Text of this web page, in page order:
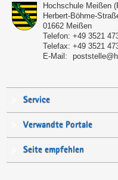
Hochschule Meißen
Herbert-Böhme-
01662 Meißen
Telefon: +49 3521
Telefax: +49 3521
E-Mail:
Service
Verwandte Portale
Seite empfehlen